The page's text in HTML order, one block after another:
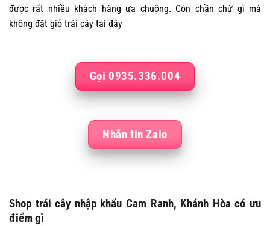
được rất nhiều khách hàng ưa chuộng. Còn chần chừ gì mà
không đặt giỏ trái cây tại đây
Gọi 0935.336.004
Nhắn tin Zalo
Shop trái cây nhập khẩu Cam Ranh, Khánh Hòa có ưu
điểm gì